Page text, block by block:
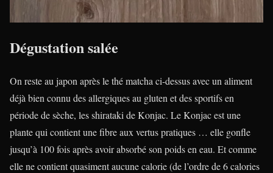
Dégustation salée
On reste au japon après le thé matcha ci-dessus avec un aliment
déjà bien connu des allergiques au gluten et des sportifs en
période de sèche, les shirataki de Konjac. Le Konjac est une
plante qui contient une fibre aux vertus pratiques … elle gonfle
jusqu’à 100 fois après avoir absorbé son poids en eau. Et comme
elle ne contient quasiment aucune calorie (de l’ordre de 6 calories